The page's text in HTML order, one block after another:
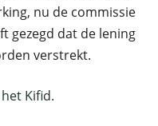
nu de commissie
gezegd dat de lening
verstrekt.
Kifid.